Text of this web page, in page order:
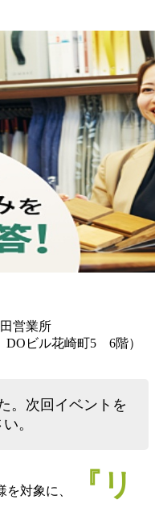
営業所
DOビル花崎町5 6階）
。次回イベントを
。
を対象に、
『リ